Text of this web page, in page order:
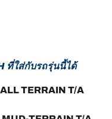
ที่ใส่กับรถรุ่นนี้ได้
TERRAIN T/A